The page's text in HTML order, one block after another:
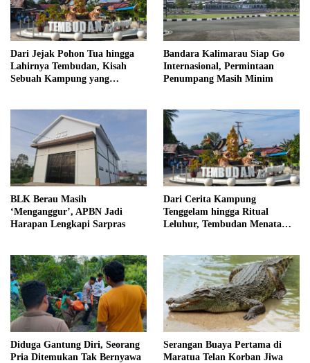
Dari Jejak Pohon Tua hingga
Lahirnya Tembudan, Kisah
Sebuah Kampung yang
Bandara Kalimarau Siap Go
Internasional, Permintaan
Penumpang Masih Minim
BLK Berau Masih
‘Menganggur’, APBN Jadi
Harapan Lengkapi Sarpras
Dari Cerita Kampung
Tenggelam hingga Ritual
Leluhur, Tembudan Menata
Diduga Gantung Diri, Seorang
Pria Ditemukan Tak Bernyawa
Serangan Buaya Pertama di
Maratua Telan Korban Jiwa